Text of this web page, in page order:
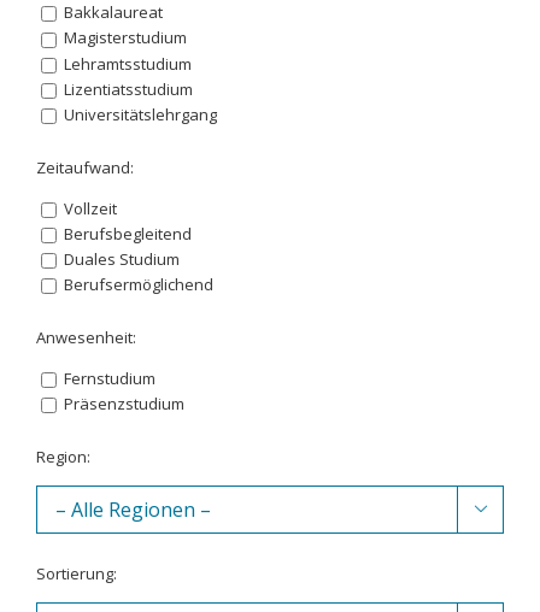
Bakkalaureat
Magisterstudium
Lehramtsstudium
Lizentiatsstudium
Universitätslehrgang
Zeitaufwand:
Vollzeit
Berufsbegleitend
Duales Studium
Berufsermöglichend
Anwesenheit:
Fernstudium
Präsenzstudium
Region:

Sortierung: